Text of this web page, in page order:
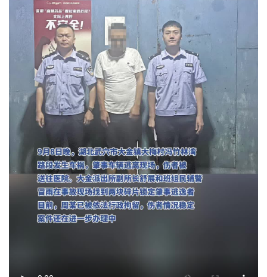
经济
健康
悠游
相亲
汽车
房产
消费
创意